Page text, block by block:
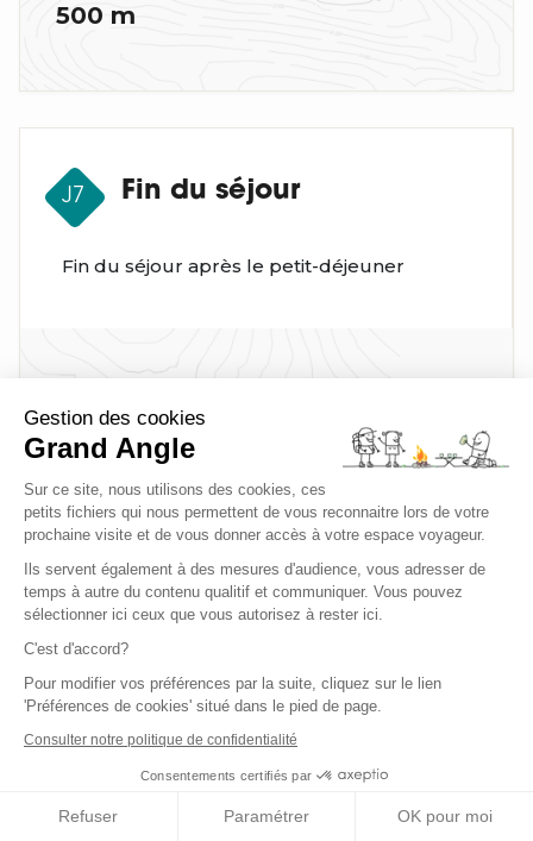
Gestion des cookies
Grand Angle
Sur ce site, nous utilisons des cookies, ces
petits fichiers qui nous permettent de vous reconnaitre lors de votre
prochaine visite et de vous donner accès à votre espace voyageur.
Ils servent également à des mesures d'audience, vous adresser de
temps à autre du contenu qualitif et communiquer. Vous pouvez
sélectionner ici ceux que vous autorisez à rester ici.
C'est d'accord?
Pour modifier vos préférences par la suite, cliquez sur le lien
'Préférences de cookies' situé dans le pied de page.
Consulter notre politique de confidentialité
Consentements certifiés par
Refuser Paramétrer OK pour moi
500 m
J7 Fin du séjour
Fin du séjour après le petit-déjeuner
De nombreuses randonnées sont possibles dans le
parc du Queyras et durant la semaine nous
pourrons découvrir toutes les merveilles de la
montagne : lacs d’altitude, hameaux à l’habitat
particulier, alpages, rencontre avec le berger ou
l’apiculteur, sans oublier une ascension facile d’un
splendide sommet à plus de 3000 m ! Le
programme pourra varier afin de prendre en
compte les meilleures périodes pour aborder les
thèmes du séjour (flore, faune, alpage …). Il sera
défini avec vous par votre accompagnateur.
Descriptif technique